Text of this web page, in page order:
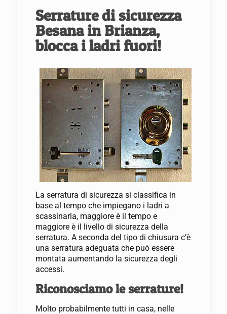
Serrature di sicurezza
Besana in Brianza,
blocca i ladri fuori!
La serratura di sicurezza si classifica in
base al tempo che impiegano i ladri a
scassinarla, maggiore è il tempo e
maggiore è il livello di sicurezza della
serratura. A seconda del tipo di chiusura c’è
una serratura adeguata che può essere
montata aumentando la sicurezza degli
accessi.
Riconosciamo le serrature!
Molto probabilmente tutti in casa, nelle